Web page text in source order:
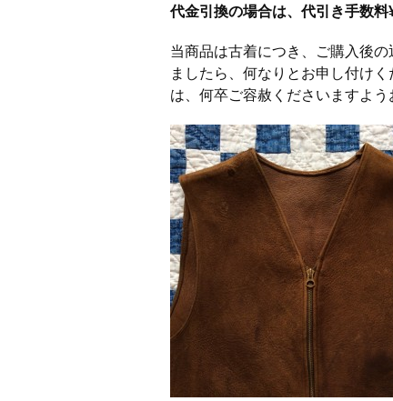
代金引換の場合は、代引き手数料
当商品は古着につき、ご購入後
ましたら、何なりとお申し付け
は、何卒ご容赦くださいますよう